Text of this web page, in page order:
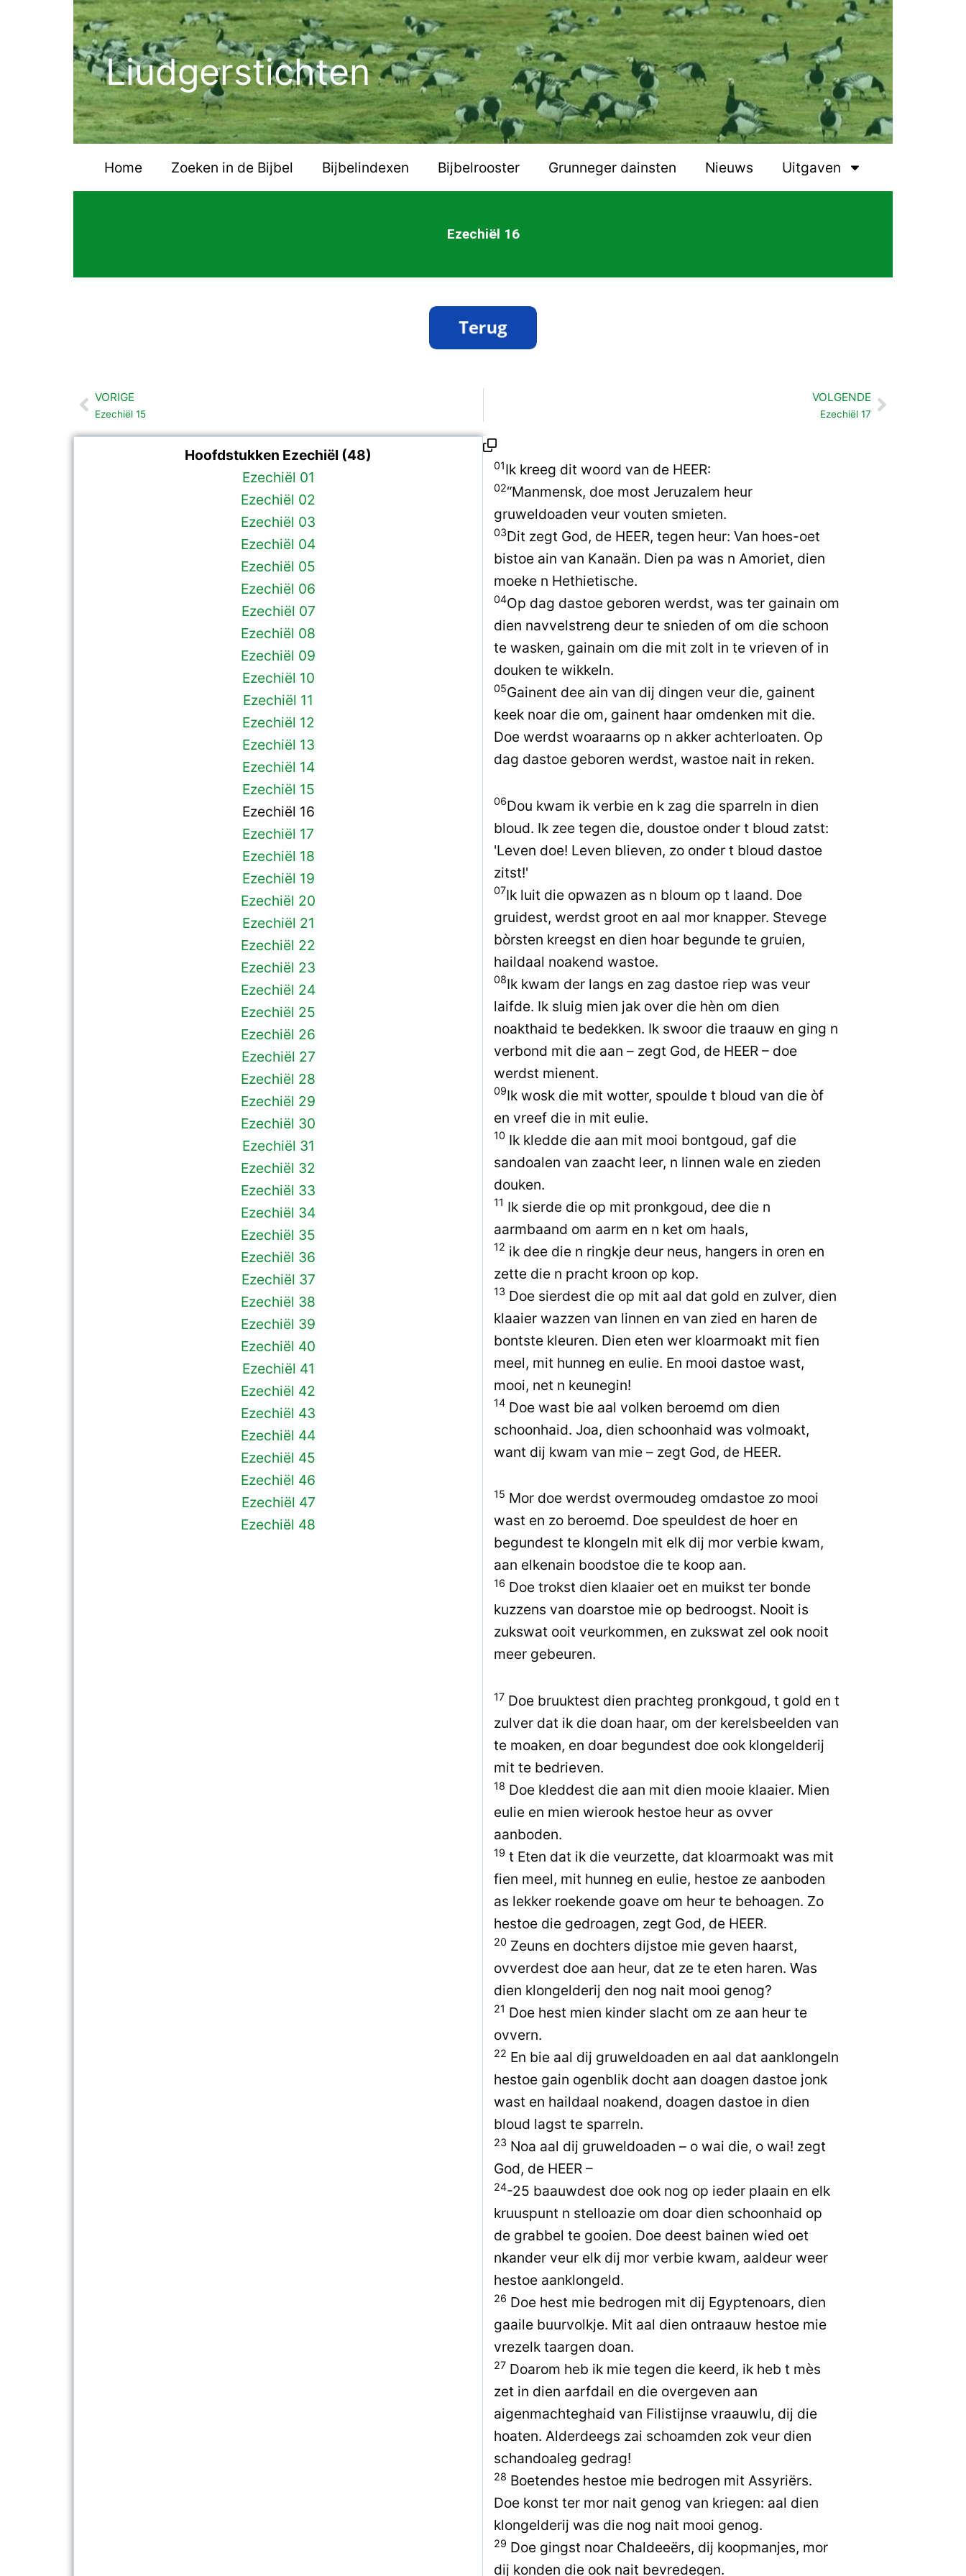
Liudgerstichten
Home Zoeken in de Bijbel Bijbelindexen Bijbelrooster Grunneger dainsten Nieuws Uitgaven
Ezechiël 16
Vorige
VORIGE
Ezechiël 15
VOLGENDE
Ezechiël 17Volgende
Hoofdstukken Ezechiël (48)
Ezechiël 01
Ezechiël 02
Ezechiël 03
Ezechiël 04
Ezechiël 05
Ezechiël 06
Ezechiël 07
Ezechiël 08
Ezechiël 09
Ezechiël 10
Ezechiël 11
Ezechiël 12
Ezechiël 13
Ezechiël 14
Ezechiël 15
Ezechiël 16
Ezechiël 17
Ezechiël 18
Ezechiël 19
Ezechiël 20
Ezechiël 21
Ezechiël 22
Ezechiël 23
Ezechiël 24
Ezechiël 25
Ezechiël 26
Ezechiël 27
Ezechiël 28
Ezechiël 29
Ezechiël 30
Ezechiël 31
Ezechiël 32
Ezechiël 33
Ezechiël 34
Ezechiël 35
Ezechiël 36
Ezechiël 37
Ezechiël 38
Ezechiël 39
Ezechiël 40
Ezechiël 41
Ezechiël 42
Ezechiël 43
Ezechiël 44
Ezechiël 45
Ezechiël 46
Ezechiël 47
Ezechiël 48
01Ik kreeg dit woord van de HEER:
02“Manmensk, doe most Jeruzalem heur
gruweldoaden veur vouten smieten.
03Dit zegt God, de HEER, tegen heur: Van hoes-oet
bistoe ain van Kanaän. Dien pa was n Amoriet, dien
moeke n Hethietische.
04Op dag dastoe geboren werdst, was ter gainain om
dien navvelstreng deur te snieden of om die schoon
te wasken, gainain om die mit zolt in te vrieven of in
douken te wikkeln.
05Gainent dee ain van dij dingen veur die, gainent
keek noar die om, gainent haar omdenken mit die.
Doe werdst woaraarns op n akker achterloaten. Op
dag dastoe geboren werdst, wastoe nait in reken.
06Dou kwam ik verbie en k zag die sparreln in dien
bloud. Ik zee tegen die, doustoe onder t bloud zatst:
'Leven doe! Leven blieven, zo onder t bloud dastoe
zitst!'
07Ik luit die opwazen as n bloum op t laand. Doe
gruidest, werdst groot en aal mor knapper. Stevege
bòrsten kreegst en dien hoar begunde te gruien,
haildaal noakend wastoe.
08Ik kwam der langs en zag dastoe riep was veur
laifde. Ik sluig mien jak over die hèn om dien
noakthaid te bedekken. Ik swoor die traauw en ging n
verbond mit die aan – zegt God, de HEER – doe
werdst mienent.
09Ik wosk die mit wotter, spoulde t bloud van die òf
en vreef die in mit eulie.
10 Ik kledde die aan mit mooi bontgoud, gaf die
sandoalen van zaacht leer, n linnen wale en zieden
douken.
11 Ik sierde die op mit pronkgoud, dee die n
aarmbaand om aarm en n ket om haals,
12 ik dee die n ringkje deur neus, hangers in oren en
zette die n pracht kroon op kop.
13 Doe sierdest die op mit aal dat gold en zulver, dien
klaaier wazzen van linnen en van zied en haren de
bontste kleuren. Dien eten wer kloarmoakt mit fien
meel, mit hunneg en eulie. En mooi dastoe wast,
mooi, net n keunegin!
14 Doe wast bie aal volken beroemd om dien
schoonhaid. Joa, dien schoonhaid was volmoakt,
want dij kwam van mie – zegt God, de HEER.
15 Mor doe werdst overmoudeg omdastoe zo mooi
wast en zo beroemd. Doe speuldest de hoer en
begundest te klongeln mit elk dij mor verbie kwam,
aan elkenain boodstoe die te koop aan.
16 Doe trokst dien klaaier oet en muikst ter bonde
kuzzens van doarstoe mie op bedroogst. Nooit is
zukswat ooit veurkommen, en zukswat zel ook nooit
meer gebeuren.
17 Doe bruuktest dien prachteg pronkgoud, t gold en t
zulver dat ik die doan haar, om der kerelsbeelden van
te moaken, en doar begundest doe ook klongelderij
mit te bedrieven.
18 Doe kleddest die aan mit dien mooie klaaier. Mien
eulie en mien wierook hestoe heur as ovver
aanboden.
19 t Eten dat ik die veurzette, dat kloarmoakt was mit
fien meel, mit hunneg en eulie, hestoe ze aanboden
as lekker roekende goave om heur te behoagen. Zo
hestoe die gedroagen, zegt God, de HEER.
20 Zeuns en dochters dijstoe mie geven haarst,
ovverdest doe aan heur, dat ze te eten haren. Was
dien klongelderij den nog nait mooi genog?
21 Doe hest mien kinder slacht om ze aan heur te
ovvern.
22 En bie aal dij gruweldoaden en aal dat aanklongeln
hestoe gain ogenblik docht aan doagen dastoe jonk
wast en haildaal noakend, doagen dastoe in dien
bloud lagst te sparreln.
23 Noa aal dij gruweldoaden – o wai die, o wai! zegt
God, de HEER –
24-25 baauwdest doe ook nog op ieder plaain en elk
kruuspunt n stelloazie om doar dien schoonhaid op
de grabbel te gooien. Doe deest bainen wied oet
nkander veur elk dij mor verbie kwam, aaldeur weer
hestoe aanklongeld.
26 Doe hest mie bedrogen mit dij Egyptenoars, dien
gaaile buurvolkje. Mit aal dien ontraauw hestoe mie
vrezelk taargen doan.
27 Doarom heb ik mie tegen die keerd, ik heb t mès
zet in dien aarfdail en die overgeven aan
aigenmachteghaid van Filistijnse vraauwlu, dij die
hoaten. Alderdeegs zai schoamden zok veur dien
schandoaleg gedrag!
28 Boetendes hestoe mie bedrogen mit Assyriërs.
Doe konst ter mor nait genog van kriegen: aal dien
klongelderij was die nog nait mooi genog.
29 Doe gingst noar Chaldeeërs, dij koopmanjes, mor
dij konden die ook nait bevredegen.